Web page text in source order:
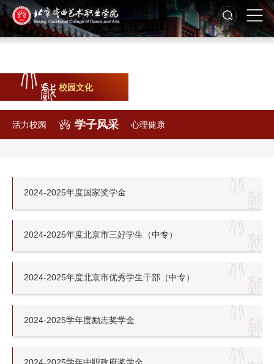
校园文化
活力校园 学子风采 心理健康
2024-2025年度国家奖学金
2024-2025年度北京市三好学生（中专）
2024-2025年度北京市优秀学生干部（中专）
2024-2025学年度励志奖学金